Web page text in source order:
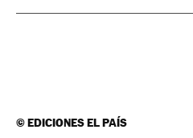
©EDICIONES EL PAÍS